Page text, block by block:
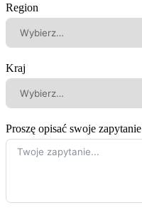
Region
Kraj
Proszę opisać swoje zapytanie